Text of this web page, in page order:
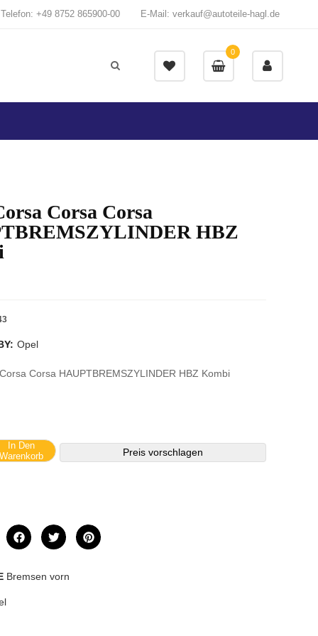
Telefon: +49 8752 865900-00 E-Mail: verkauf@autoteile-hagl.de
0
Corsa Corsa
HBZ
Opel
Corsa HAUPTBREMSZYLINDER HBZ Kombi
In Den
Warenkorb
Preis vorschlagen
Bremsen vorn